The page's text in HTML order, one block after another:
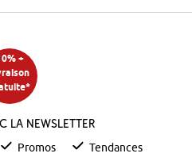
+
la newsletter
Promos Tendances